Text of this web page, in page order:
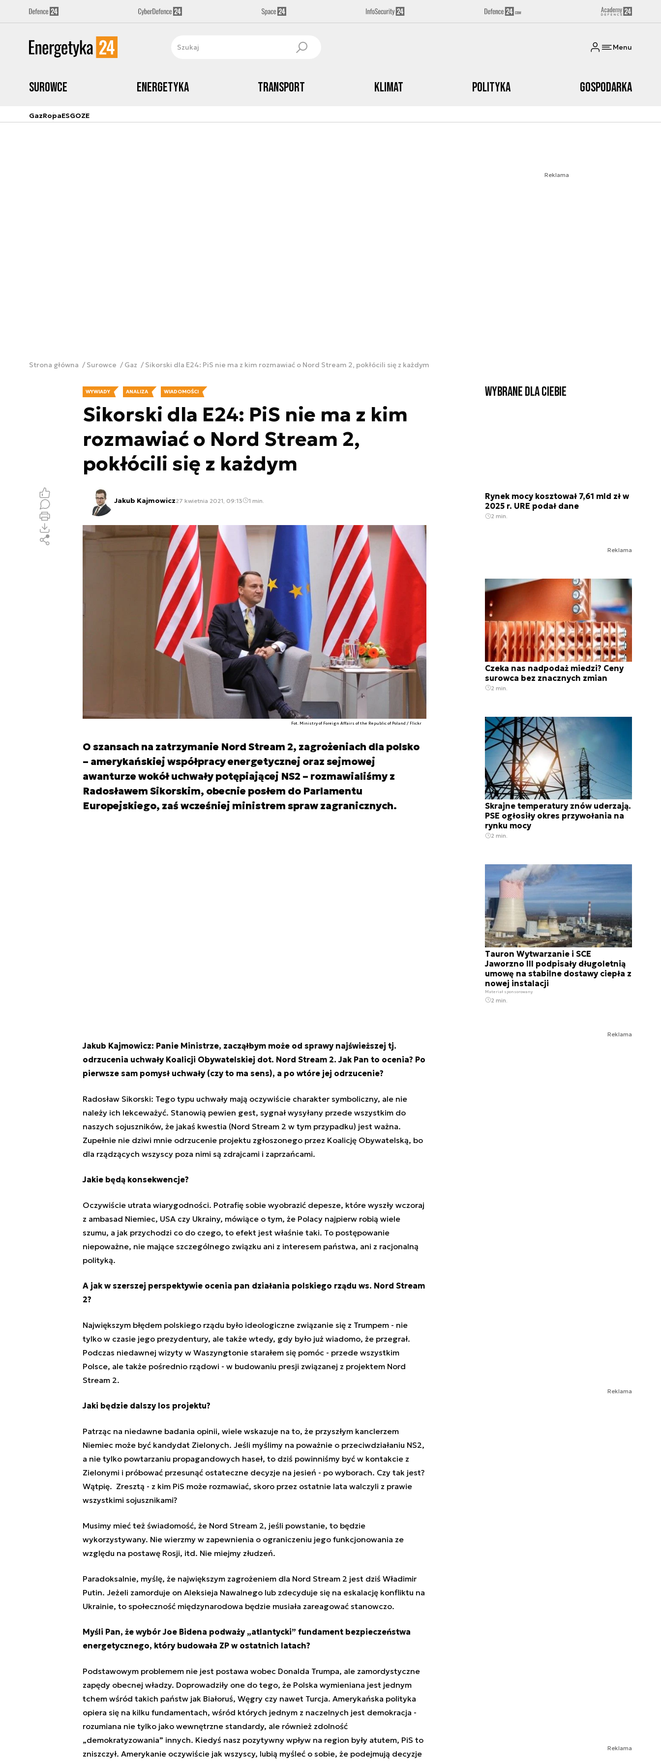
Menu
Surowce Energetyka Transport Klimat Polityka Gospodarka
GazRopaESGOZE
Reklama
Strona główna Surowce Gaz Sikorski dla E24: PiS nie ma z kim rozmawiać o Nord Stream 2, pokłócili się z każdym
WYWIADY ANALIZA WIADOMOŚCI
Sikorski dla E24: PiS nie ma z kim
rozmawiać o Nord Stream 2,
pokłócili się z każdym
Jakub Kajmowicz27 kwietnia 2021, 09:13 1 min.
Fot. Ministry of Foreign Affairs of the Republic of Poland / Flickr
O szansach na zatrzymanie Nord Stream 2, zagrożeniach dla polsko
– amerykańskiej współpracy energetycznej oraz sejmowej
awanturze wokół uchwały potępiającej NS2 – rozmawialiśmy z
Radosławem Sikorskim, obecnie posłem do Parlamentu
Europejskiego, zaś wcześniej ministrem spraw zagranicznych.
Jakub Kajmowicz: Panie Ministrze, zacząłbym może od sprawy najświeższej tj.
odrzucenia uchwały Koalicji Obywatelskiej dot. Nord Stream 2. Jak Pan to ocenia? Po
pierwsze sam pomysł uchwały (czy to ma sens), a po wtóre jej odrzucenie?
Radosław Sikorski: Tego typu uchwały mają oczywiście charakter symboliczny, ale nie
należy ich lekceważyć. Stanowią pewien gest, sygnał wysyłany przede wszystkim do
naszych sojuszników, że jakaś kwestia (Nord Stream 2 w tym przypadku) jest ważna.
Zupełnie nie dziwi mnie odrzucenie projektu zgłoszonego przez Koalicję Obywatelską, bo
dla rządzących wszyscy poza nimi są zdrajcami i zaprzańcami.
Jakie będą konsekwencje?
Oczywiście utrata wiarygodności. Potrafię sobie wyobrazić depesze, które wyszły wczoraj
z ambasad Niemiec, USA czy Ukrainy, mówiące o tym, że Polacy najpierw robią wiele
szumu, a jak przychodzi co do czego, to efekt jest właśnie taki. To postępowanie
niepoważne, nie mające szczególnego związku ani z interesem państwa, ani z racjonalną
polityką.
A jak w szerszej perspektywie ocenia pan działania polskiego rządu ws. Nord Stream
2?
Największym błędem polskiego rządu było ideologiczne związanie się z Trumpem - nie
tylko w czasie jego prezydentury, ale także wtedy, gdy było już wiadomo, że przegrał.
Podczas niedawnej wizyty w Waszyngtonie starałem się pomóc - przede wszystkim
Polsce, ale także pośrednio rządowi - w budowaniu presji związanej z projektem Nord
Stream 2.
Jaki będzie dalszy los projektu?
Patrząc na niedawne badania opinii, wiele wskazuje na to, że przyszłym kanclerzem
Niemiec może być kandydat Zielonych. Jeśli myślimy na poważnie o przeciwdziałaniu NS2,
a nie tylko powtarzaniu propagandowych haseł, to dziś powinniśmy być w kontakcie z
Zielonymi i próbować przesunąć ostateczne decyzje na jesień - po wyborach. Czy tak jest?
Wątpię. Zresztą - z kim PiS może rozmawiać, skoro przez ostatnie lata walczyli z prawie
wszystkimi sojusznikami?
Musimy mieć też świadomość, że Nord Stream 2, jeśli powstanie, to będzie
wykorzystywany. Nie wierzmy w zapewnienia o ograniczeniu jego funkcjonowania ze
względu na postawę Rosji, itd. Nie miejmy złudzeń.
Paradoksalnie, myślę, że największym zagrożeniem dla Nord Stream 2 jest dziś Władimir
Putin. Jeżeli zamorduje on Aleksieja Nawalnego lub zdecyduje się na eskalację konfliktu na
Ukrainie, to społeczność międzynarodowa będzie musiała zareagować stanowczo.
Myśli Pan, że wybór Joe Bidena podważy „atlantycki” fundament bezpieczeństwa
energetycznego, który budowała ZP w ostatnich latach?
Podstawowym problemem nie jest postawa wobec Donalda Trumpa, ale zamordystyczne
zapędy obecnej władzy. Doprowadziły one do tego, że Polska wymieniana jest jednym
tchem wśród takich państw jak Białoruś, Węgry czy nawet Turcja. Amerykańska polityka
opiera się na kilku fundamentach, wśród których jednym z naczelnych jest demokracja -
rozumiana nie tylko jako wewnętrzne standardy, ale również zdolność
„demokratyzowania” innych. Kiedyś nasz pozytywny wpływ na region były atutem, PiS to
zniszczył. Amerykanie oczywiście jak wszyscy, lubią myśleć o sobie, że podejmują decyzje
Wybrane dla Ciebie
Rynek mocy kosztował 7,61 mld zł w
2025 r. URE podał dane
2 min.
Reklama
Czeka nas nadpodaż miedzi? Ceny
surowca bez znacznych zmian
2 min.
Skrajne temperatury znów uderzają.
PSE ogłosiły okres przywołania na
rynku mocy
2 min.
Tauron Wytwarzanie i SCE
Jaworzno III podpisały długoletnią
umowę na stabilne dostawy ciepła z
nowej instalacji
Materiał sponsorowany
2 min.
Reklama
Reklama
Reklama